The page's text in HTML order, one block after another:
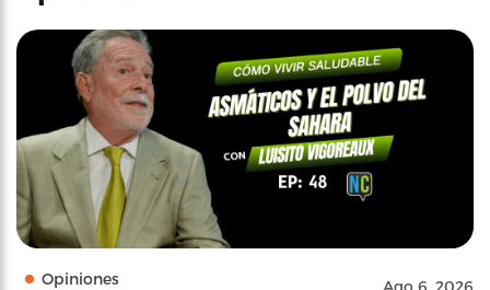
Opiniones Ago 6, 2026